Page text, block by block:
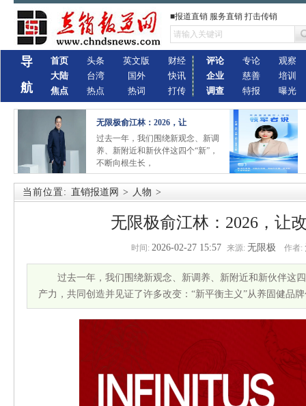
■报道直销 服务直销 打击传销
导
航
首页
大陆
焦点
头条
台湾
热点
英文版
国外
热词
财经
快讯
打传
评论
企业
调查
专论
慈善
特报
观察
培训
曝光
无限极俞江林：2026，让
过去一年，我们围绕新观念、新调
养、新附近和新伙伴这四个“新”，
不断向根生长，
当前位置: 直销报道网 > 人物 >
无限极俞江林：2026，让
时间: 2026-02-27 15:57 来源: 无限极 作者:
过去一年，我们围绕新观念、新调养、新附近和新伙伴这
产力，共同创造并见证了许多改变：“新平衡主义”从养固健品